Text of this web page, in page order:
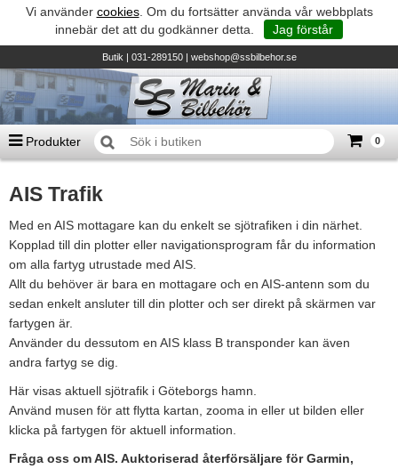
Vi använder cookies. Om du fortsätter använda vår webbplats
innebär det att du godkänner detta.
Jag förstår
Butik| 031-289150 | webshop@ssbilbehor.se
Produkter 0
TILL KASSAN
Micore • Båtar
Suzuki - Utombordare
Suzumar - Gummibåtar
Honda - Utombordare
HonWave - Gummibåtar
Honda - Elverk & Pumpar
Tohatsu - Utombordare
Minn Kota - elmotorer
AIS Trafik
Med en AIS mottagare kan du enkelt se sjötrafiken i din närhet.
Kopplad till din plotter eller navigationsprogram får du information
om alla fartyg utrustade med AIS.
Allt du behöver är bara en mottagare och en AIS-antenn som du
sedan enkelt ansluter till din plotter och ser direkt på skärmen var
fartygen är.
Använder du dessutom en AIS klass B transponder kan även
andra fartyg se dig.
Här visas aktuell sjötrafik i Göteborgs hamn.
Använd musen för att flytta kartan, zooma in eller ut bilden eller
klicka på fartygen för aktuell information.
Fråga oss om AIS. Auktoriserad återförsäljare för Garmin,